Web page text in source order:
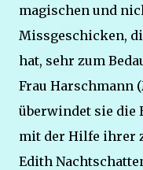
magischen und
Missgeschicken,
hat, sehr zum
Frau Harschmann
überwindet sie die
mit der Hilfe ihrer
Edith